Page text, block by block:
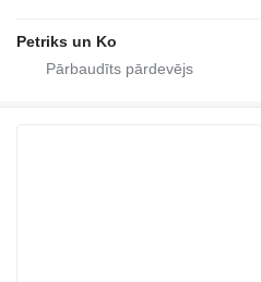
Petriks un Ko